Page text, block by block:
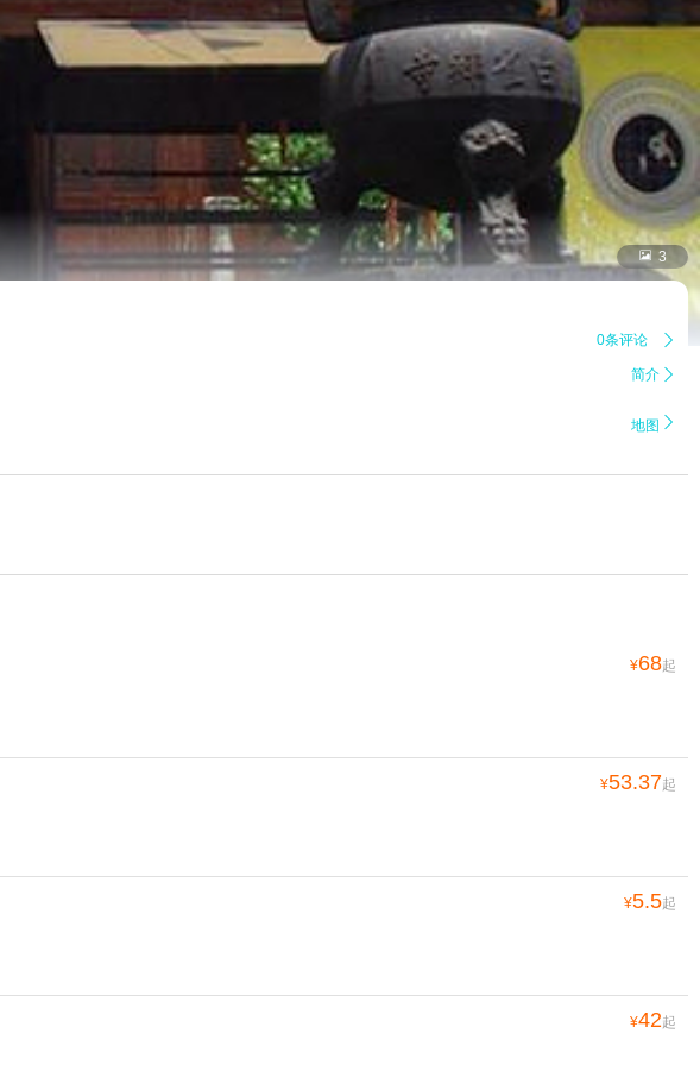
 3
0条评论 
简介 
地图 
¥68起
¥53.37起
¥5.5起
¥42起